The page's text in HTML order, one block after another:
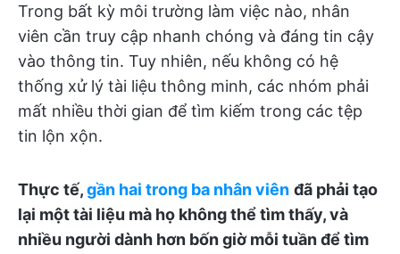
Trong bất kỳ môi trường làm việc nào, nhân
viên cần truy cập nhanh chóng và đáng tin cậy
vào thông tin. Tuy nhiên, nếu không có hệ
thống xử lý tài liệu thông minh, các nhóm phải
mất nhiều thời gian để tìm kiếm trong các tệp
tin lộn xộn.
Thực tế,gần hai trong ba nhân viên đã phải tạo
lại một tài liệu mà họ không thể tìm thấy, và
nhiều người dành hơn bốn giờ mỗi tuần để tìm